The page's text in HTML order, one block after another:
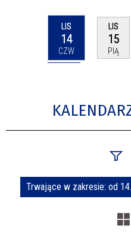
LIS
14
CZW
LIS
15
PIĄ
Szukana fraza
Trwające w zakresie: od